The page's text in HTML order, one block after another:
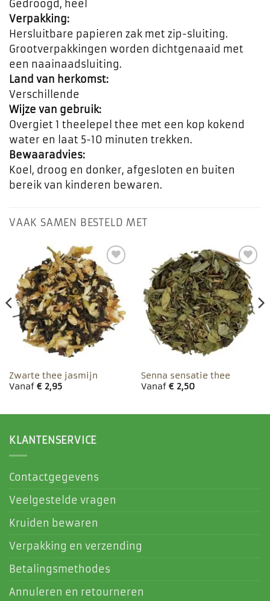
Gedroogd, heel
Verpakking:
Hersluitbare papieren zak met zip-sluiting.
Grootverpakkingen worden dichtgenaaid met
een naainaadsluiting.
Land van herkomst:
Verschillende
Wijze van gebruik:
Overgiet 1 theelepel thee met een kop kokend
water en laat 5-10 minuten trekken.
Bewaaradvies:
Koel, droog en donker, afgesloten en buiten
bereik van kinderen bewaren.
VAAK SAMEN BESTELD MET
Toevoegen
aan
favorieten
Zwarte thee jasmijn
Vanaf €2,95
Toevoegen
aan
favorieten
Senna sensatie thee
Vanaf €2,50
KLANTENSERVICE
Contactgegevens
Veelgestelde vragen
Kruiden bewaren
Verpakking en verzending
Betalingsmethodes
Annuleren en retourneren